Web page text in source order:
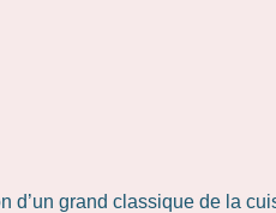
d’un grand classique de la